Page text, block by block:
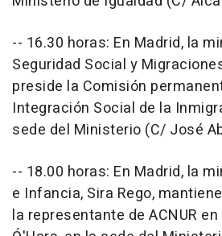
-- 16.30 horas: En Madrid, la
Seguridad Social y
preside la Comisión
Integración Social de la
sede del Ministerio (C/ José
-- 18.00 horas: En Madrid, la
e Infancia, Sira Rego,
la representante de ACNUR